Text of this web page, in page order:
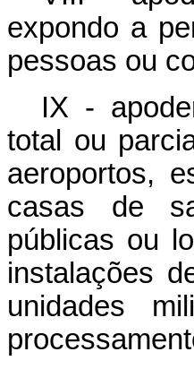
expondo a
pessoas ou
IX -
total ou
aeroportos,
casas de
públicas ou
instalações
unidades